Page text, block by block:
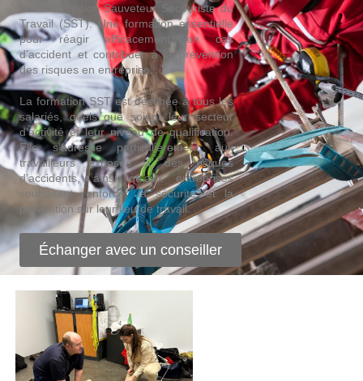
notre formation Sauveteur Secouriste du
Travail (SST). Une formation essentielle
pour réagir efficacement en cas
d’accident et contribuer à la prévention
des risques en entreprise.
La formation SST est destinée à tous les
salariés, quels que soient leur secteur
d’activité et leur niveau de qualification.
Elle s’adresse particulièrement aux
travailleurs exposés à des risques
d’accidents, ainsi qu’aux entreprises
souhaitant renforcer la sécurité et la
prévention sur leur lieu de travail.
Échanger avec un conseiller